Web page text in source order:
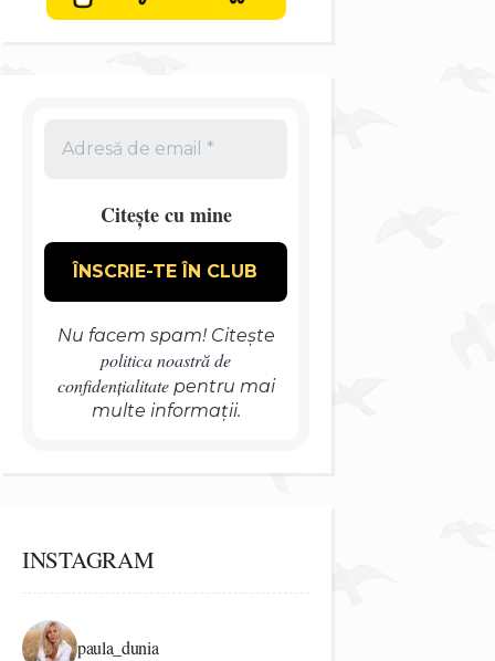
Citește cu mine
Nu facem spam! Citește
politica noastră de
confidențialitatepentru mai
multe informații.
INSTAGRAM
paula_dunia